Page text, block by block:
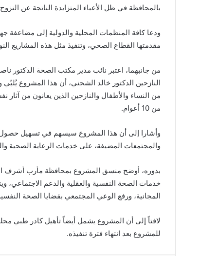
بالمحافظة في ظل الأعباء المتزايدة الناتجة عن
ودعا كافة المنظمات المحلية والدولية إلى مضاعفة
مقدمتها القطاع الصحي، وتنفيذ مثل هذه المشاريع
من جانبهما، اعتبر نائب مدير مكتب الصحة الدكتور
النازحين الدكتور خالد الشجني، أن هذا المشروع
من النساء والأطفال والنازحين الذين يعانون من آثار
من 10 أعوام.
وأشارا إلى أن هذا المشروع سيسهم في تسهيل حصول
والمجتمعات المضيفة، على خدمات الرعاية الصحية
بدوره، أوضح منسق المشروع بمحافظة مأرب أشرف
خدمات الصحة النفسية والعقلية والدعم الاجتماعي،
المجانية، ورفع الوعي المجتمعي بقضايا الصحة
لافتاً إلى أن المشروع يشمل أيضاً تأهيل كادر طبي
للمشروع بعد انتهاء فترة تنفيذه.